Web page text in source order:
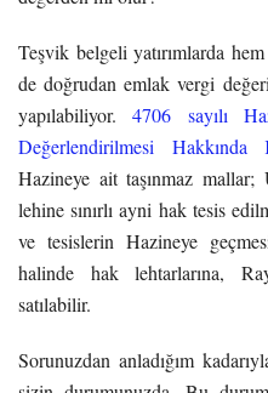
Teşvik belgeli yatırımlarda
de doğrudan emlak vergi
yapılabiliyor.4706 sayılı
Değerlendirilmesi Hakkında
Hazineye ait taşınmaz
lehine sınırlı ayni hak tesis
ve tesislerin Hazineye
halinde hak lehtarlarına,
satılabilir.
Sorunuzdan anladığım